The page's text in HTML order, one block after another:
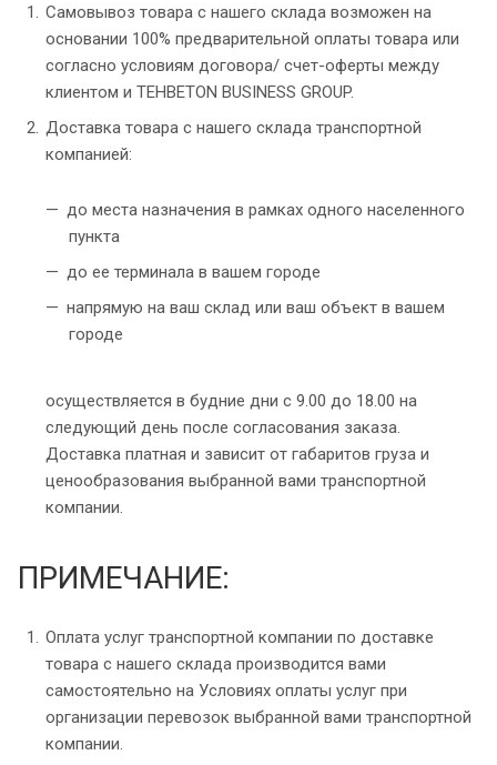
Самовывоз товара с нашего склада возможен на
основании 100% предварительной оплаты товара или
согласно условиям договора/ счет-оферты между
клиентом и TEHBETON BUSINESS GROUP.
Доставка товара с нашего склада транспортной
компанией:
до места назначения в рамках одного населенного
пункта
до ее терминала в вашем городе
напрямую на ваш склад или ваш объект в вашем
городе
осуществляется в будние дни с 9.00 до 18.00 на
следующий день после согласования заказа.
Доставка платная и зависит от габаритов груза и
ценообразования выбранной вами транспортной
компании.
ПРИМЕЧАНИЕ:
Оплата услуг транспортной компании по доставке
товара с нашего склада производится вами
самостоятельно на Условиях оплаты услуг при
организации перевозок выбранной вами транспортной
компании.